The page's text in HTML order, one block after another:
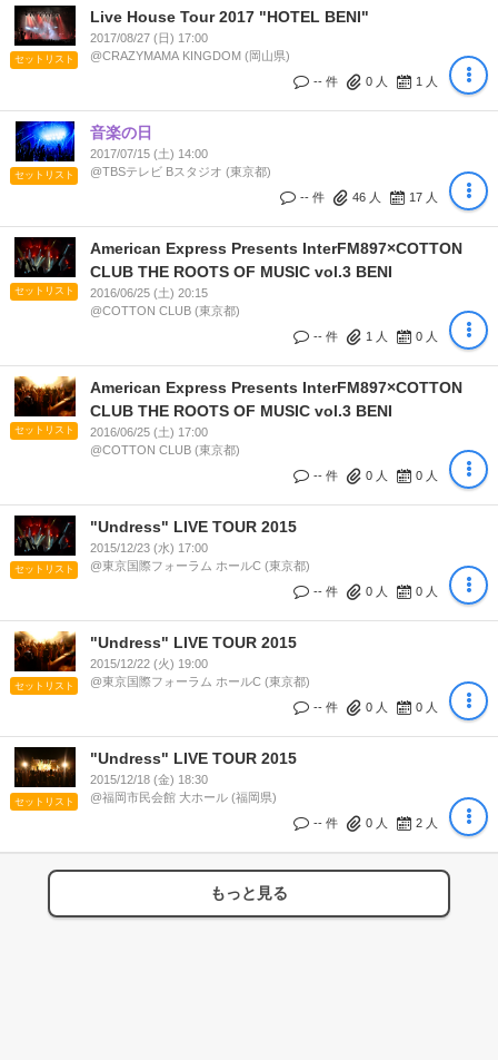
セットリスト
Live House Tour 2017 "HOTEL BENI"
2017/08/27 (日) 17:00
@CRAZYMAMA KINGDOM (岡山県)
-- 件
0 人 1 人
セットリスト
音楽の日
2017/07/15 (土) 14:00
@TBSテレビ Bスタジオ (東京都)
-- 件
46 人 17 人
セットリスト
American Express Presents InterFM897×COTTON
CLUB THE ROOTS OF MUSIC vol.3 BENI
2016/06/25 (土) 20:15
@COTTON CLUB (東京都)
-- 件
1 人 0 人
セットリスト
American Express Presents InterFM897×COTTON
CLUB THE ROOTS OF MUSIC vol.3 BENI
2016/06/25 (土) 17:00
@COTTON CLUB (東京都)
-- 件
0 人 0 人
セットリスト
"Undress" LIVE TOUR 2015
2015/12/23 (水) 17:00
@東京国際フォーラム ホールC (東京都)
-- 件
0 人 0 人
セットリスト
"Undress" LIVE TOUR 2015
2015/12/22 (火) 19:00
@東京国際フォーラム ホールC (東京都)
-- 件
0 人 0 人
セットリスト
"Undress" LIVE TOUR 2015
2015/12/18 (金) 18:30
@福岡市民会館 大ホール (福岡県)
-- 件
0 人 2 人
もっと見る